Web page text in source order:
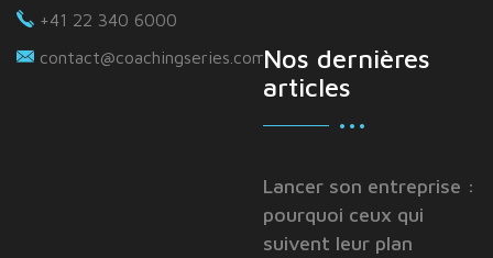
+41 22 340 6000
contact@coachingseries.comNos dernières
articles
Lancer son entreprise :
pourquoi ceux qui
suivent leur plan